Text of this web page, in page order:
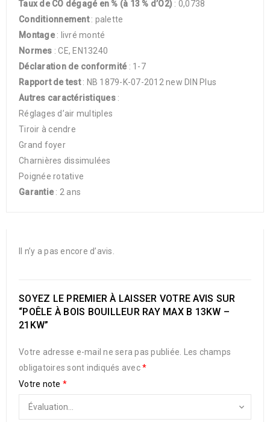
Taux de CO dégagé en % (à 13 % d’O2) : 0,0738
Conditionnement: palette
Montage: livré monté
Normes : CE, EN13240
Déclaration de conformité : 1-7
Rapport de test: NB 1879-K-07-2012 new DIN Plus
Autres caractéristiques :
Réglages d’air multiples
Tiroir à cendre
Grand foyer
Charnières dissimulées
Poignée rotative
Garantie: 2 ans
Il n’y a pas encore d’avis.
SOYEZ LE PREMIER À LAISSER VOTRE AVIS SUR
“POÊLE À BOIS BOUILLEUR RAY MAX B 13KW –
21KW”
Votre adresse e-mail ne sera pas publiée.
Les champs
obligatoires sont indiqués avec*
Votre note *